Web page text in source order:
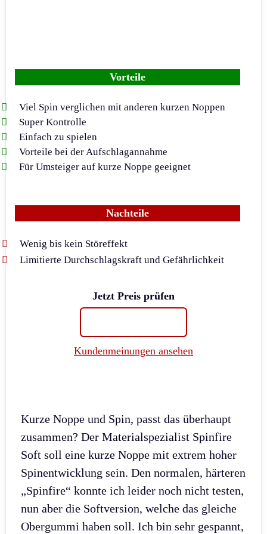
Vorteile
Viel Spin verglichen mit anderen kurzen Noppen
Super Kontrolle
Einfach zu spielen
Vorteile bei der Aufschlagannahme
Für Umsteiger auf kurze Noppe geeignet
Nachteile
Wenig bis kein Störeffekt
Limitierte Durchschlagskraft und Gefährlichkeit
Jetzt Preis prüfen
Kundenmeinungen ansehen
Kurze Noppe und Spin, passt das überhaupt
zusammen? Der Materialspezialist Spinfire
Soft soll eine kurze Noppe mit extrem hoher
Spinentwicklung sein. Den normalen, härteren
„Spinfire“ konnte ich leider noch nicht testen,
nun aber die Softversion, welche das gleiche
Obergummi haben soll. Ich bin sehr gespannt,